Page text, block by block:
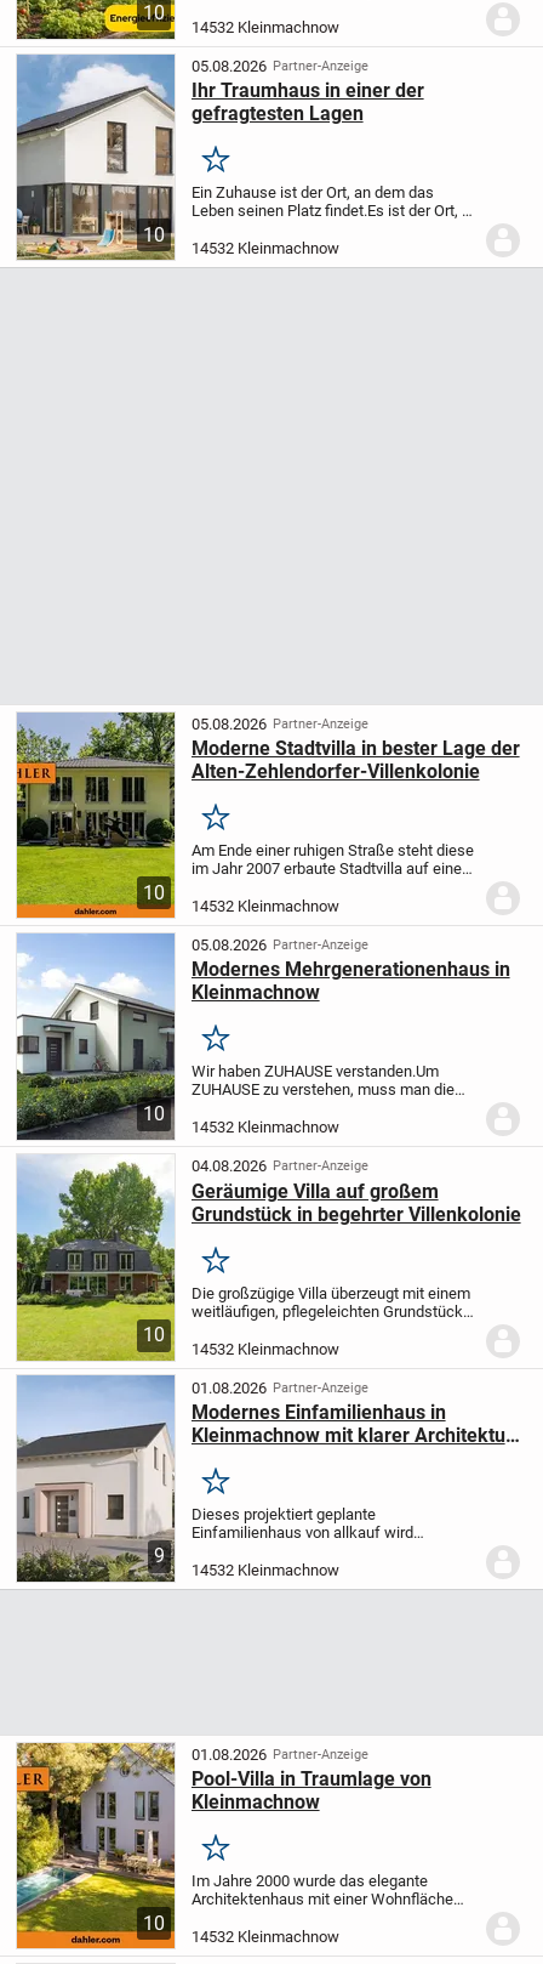
10
Glücklichsein braucht. Viel wichtiger ist,
wie der vorhandene Raum genutzt
wird.Dieser...
14532 Kleinmachnow
10
05.08.2026 Partner-Anzeige
Ihr Traumhaus in einer der
gefragtesten Lagen
Merken
Ein Zuhause ist der Ort, an dem das
Leben seinen Platz findet.Es ist der Ort, an
gelacht wird und Erinnerungen entstehen.
Ein Ort, an dem Sie nach einem langen
14532 Kleinmachnow
10
05.08.2026 Partner-Anzeige
Moderne Stadtvilla in bester Lage der
Alten-Zehlendorfer-Villenkolonie
Merken
Am Ende einer ruhigen Straße steht diese
im Jahr 2007 erbaute Stadtvilla auf einem
Durch die klassisch schlichte und
moderne Kubatur fügt sich das Haus ideal
in die...
14532 Kleinmachnow
10
05.08.2026 Partner-Anzeige
Modernes Mehrgenerationenhaus in
Kleinmachnow
Merken
Wir haben ZUHAUSE verstanden.Um
ZUHAUSE zu verstehen, muss man die
beschäftigen wir uns fortlaufend und
intensiv mit Menschen, die bauen
möchten oder bereits gebaut haben....
14532 Kleinmachnow
10
04.08.2026 Partner-Anzeige
Geräumige Villa auf großem
Grundstück in begehrter Villenkolonie
Merken
Die großzügige Villa überzeugt mit einem
weitläufigen, pflegeleichten Grundstück
Sanierung aus dem Jahr 2011. Dank ihres
großzügigen Raumangebots eignet sie
sich...
14532 Kleinmachnow
9
01.08.2026 Partner-Anzeige
Modernes Einfamilienhaus in
Kleinmachnow mit klarer Architektur
Wohnkonzept.
Merken
Dieses projektiert geplante
Einfamilienhaus von allkauf wird
Vorstellungen gefertigt. Sie gestalten Ihr
Traumhaus mit flexibler Grundrissplanung
14532 Kleinmachnow
10
01.08.2026 Partner-Anzeige
Pool-Villa in Traumlage von
Kleinmachnow
Merken
Im Jahre 2000 wurde das elegante
Architektenhaus mit einer Wohnfläche
von ca. 140 m² in sehr begehrter Lage auf
einem etwa 920 m² großen
14532 Kleinmachnow